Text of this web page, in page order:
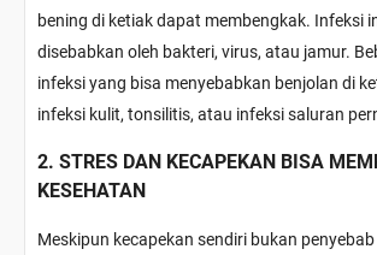
bening di ketiak dapat membengkak. Infeksi
disebabkan oleh bakteri, virus, atau jamur.
infeksi yang bisa menyebabkan benjolan di
infeksi kulit, tonsilitis, atau infeksi saluran
2. STRES DAN KECAPEKAN BISA
KESEHATAN
Meskipun kecapekan sendiri bukan